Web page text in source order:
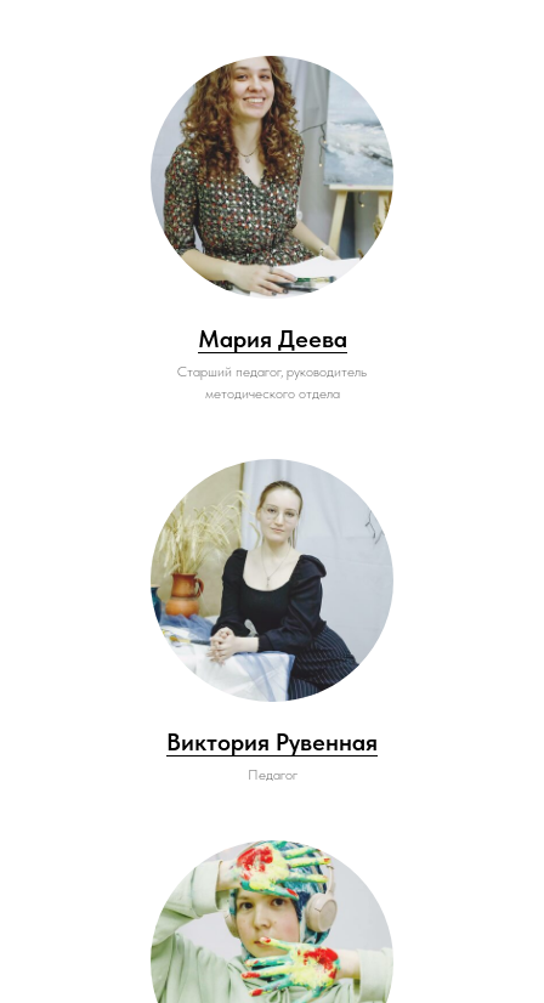
Мария Деева
Старший педагог, руководитель
методического отдела
Виктория Рувенная
Педагог